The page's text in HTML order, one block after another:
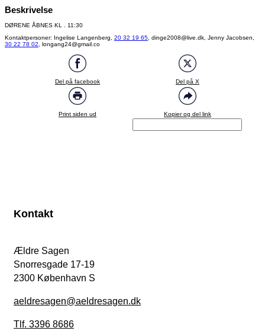
Beskrivelse
DØRENE ÅBNES KL . 11:30
Kontaktpersoner: Ingelise Langenberg, 20 32 19 65, dinge2008@live.dk, Jenny Jacobsen,
30 22 78 02, longang24@gmail.co
Del på facebook Del på X
Print siden ud Kopier og del link
Kontakt
Ældre Sagen
Snorresgade 17-19
2300 København S
aeldresagen@aeldresagen.dk
Tlf. 3396 8686